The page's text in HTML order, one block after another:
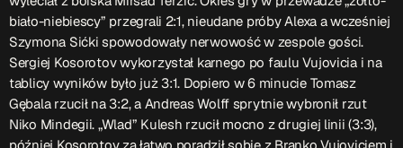
Patronat medialny Radia Fraszka– regulamin, logotypy,
itp.Czytaj więcej…
biało-niebiescy” przegrali 2:1, nieudane próby Alexa a wcześniej
Szymona Sićki spowodowały nerwowość w zespole gości.
Sergiej Kosorotov wykorzystał karnego po faulu Vujovicia i na
tablicy wyników było już 3:1. Dopiero w 6 minucie Tomasz
Gębala rzucił na 3:2, a Andreas Wolff sprytnie wybronił rzut
Niko Mindegii. „Wlad” Kulesh rzucił mocno z drugiej linii (3:3),
później Kosorotov za łatwo poradził sobie z Branko Vujoviciem i